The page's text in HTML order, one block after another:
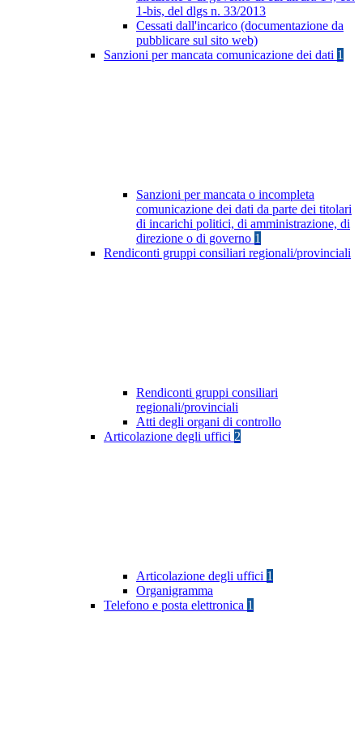
1-bis, del dlgs n. 33/2013
Cessati dall'incarico (documentazione da
pubblicare sul sito web)
Sanzioni per mancata comunicazione dei dati 1
Sanzioni per mancata o incompleta
comunicazione dei dati da parte dei titolari
di incarichi politici, di amministrazione, di
direzione o di governo 1
Rendiconti gruppi consiliari regionali/provinciali
Rendiconti gruppi consiliari
regionali/provinciali
Atti degli organi di controllo
Articolazione degli uffici 2
Articolazione degli uffici 1
Organigramma
Telefono e posta elettronica 1